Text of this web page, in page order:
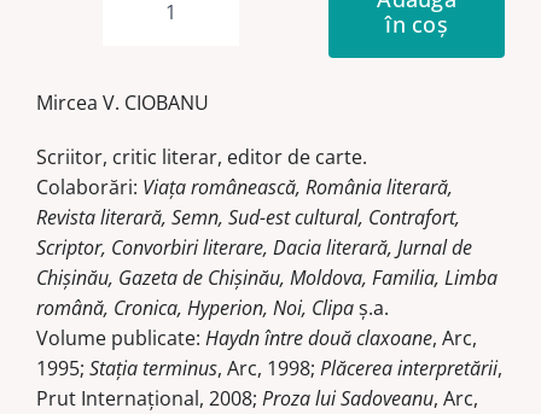
Cantitate
realitate
ale
criticului
în coș
Mircea V. CIOBANU
Scriitor, critic literar, editor de carte.
Colaborări: Viața românească, România literară,
Revista literară, Semn, Sud-est cultural, Contrafort,
Scriptor, Convorbiri literare, Dacia literară, Jurnal de
Chișinău, Gazeta de Chișinău, Moldova, Familia, Limba
română, Cronica, Hyperion, Noi, Clipaș.a.
Volume publicate: Haydn între două claxoane, Arc,
1995; Stația terminus, Arc, 1998; Plăcerea interpretării,
Prut Internațional, 2008; Proza lui Sadoveanu, Arc,